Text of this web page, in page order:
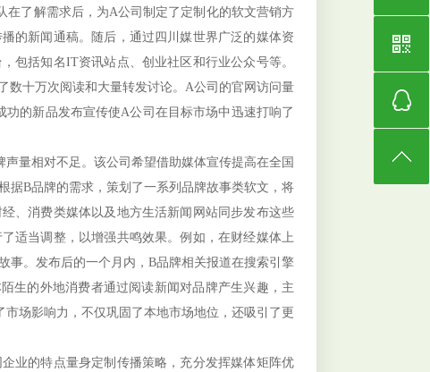
了解需求后，为A公司制定了定制化的软文营销方
的新闻通稿。随后，通过四川媒世界广泛的媒体资
包括知名IT资讯站点、创业社区和行业公众号等。
数十万次阅读和大量转发讨论。A公司的官网访问量
功的新品发布宣传使A公司在目标市场中迅速打响了
量相对不足。该公司希望借助媒体宣传提高在全国
据B品牌的需求，策划了一系列品牌故事类软文，将
、消费类媒体以及地方生活新闻网站同步发布这些
适当调整，以增强共鸣效果。例如，在财经媒体上
事。发布后的一个月内，B品牌相关报道在搜索引擎
生的外地消费者通过阅读新闻对品牌产生兴趣，主
场影响力，不仅巩固了本地市场地位，还吸引了更
的特点量身定制传播策略，充分发挥媒体矩阵优